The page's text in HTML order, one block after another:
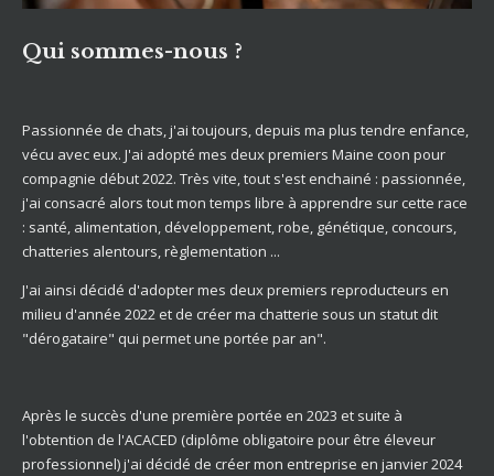
Qui sommes-nous ?
Passionnée de chats, j'ai toujours, depuis ma plus tendre enfance,
vécu avec eux. J'ai adopté mes deux premiers Maine coon pour
compagnie début 2022. Très vite, tout s'est enchainé : passionnée,
j'ai consacré alors tout mon temps libre à apprendre sur cette race
: santé, alimentation, développement, robe, génétique, concours,
chatteries alentours, règlementation ...
J'ai ainsi décidé d'adopter mes deux premiers reproducteurs en
milieu d'année 2022 et de créer ma chatterie sous un statut dit
"dérogataire" qui permet une portée par an".
Après le succès d'une première portée en 2023 et suite à
l'obtention de l'ACACED (diplôme obligatoire pour être éleveur
professionnel) j'ai décidé de créer mon entreprise en janvier 2024